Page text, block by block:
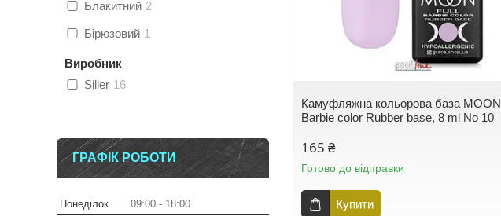
Камуфляжна кольорова база MOON
Barbie color Rubber base, 8 ml No 10
165 ₴
Готово до відправки
Купити
Блакитний 2
Бірюзовий 1
Виробник
Siller 16
ГРАФІК РОБОТИ
Понеділок 09:00
18:00